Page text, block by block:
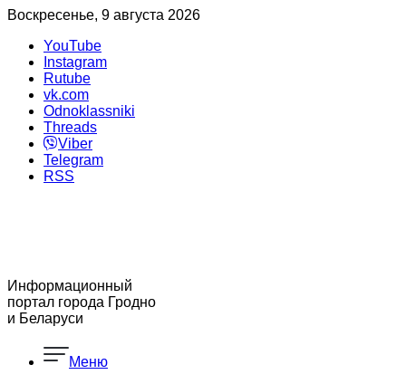
Воскресенье, 9 августа 2026
YouTube
Instagram
Rutube
vk.com
Odnoklassniki
Threads
Viber
Telegram
RSS
Информационный
портал города Гродно
и Беларуси
Меню